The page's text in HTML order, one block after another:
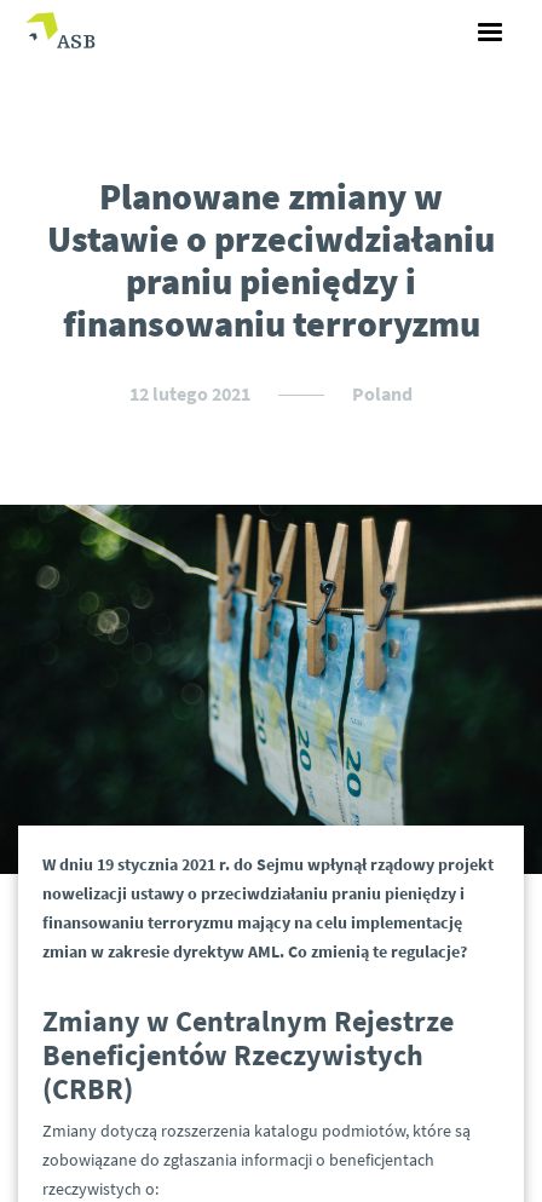
Planowane zmiany w
Ustawie o przeciwdziałaniu
praniu pieniędzy i
finansowaniu terroryzmu
12 lutego 2021 Poland
W dniu 19 stycznia 2021 r. do Sejmu wpłynął rządowy projekt
nowelizacji ustawy o przeciwdziałaniu praniu pieniędzy i
finansowaniu terroryzmu mający na celu implementację
zmian w zakresie dyrektyw AML. Co zmienią te regulacje?
Zmiany w Centralnym Rejestrze
Beneficjentów Rzeczywistych
(CRBR)
Zmiany dotyczą rozszerzenia katalogu podmiotów, które są
zobowiązane do zgłaszania informacji o beneficjentach
rzeczywistych o: